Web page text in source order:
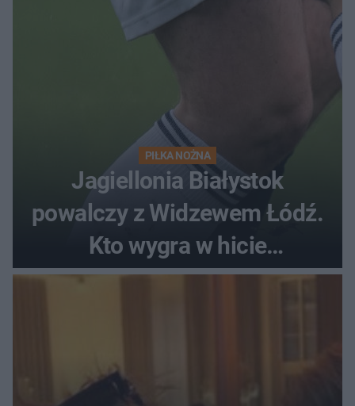
PIŁKA NOŻNA
Jagiellonia Białystok
powalczy z Widzewem Łódź.
Kto wygra w hicie
Ekstraklasy?